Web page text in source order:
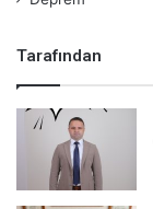
Tarafından